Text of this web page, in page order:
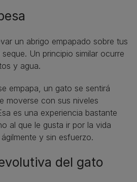
un abrigo empapado sobre tus
Un principio similar ocurre
y agua.
empapa, un gato se sentirá
moverse con sus niveles
es una experiencia bastante
al que le gusta ir por la vida
y sin esfuerzo.
del gato